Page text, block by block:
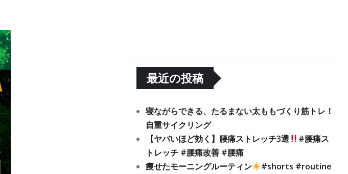
最近の投稿
寝ながらできる、たるまない太ももづくり筋トレ！
自重サイクリング
【ヤバいほど効く】腰痛ストレッチ3選
#腰痛ス
トレッチ #腰痛改善 #腰痛
痩せたモーニングルーティン
#shorts #routine